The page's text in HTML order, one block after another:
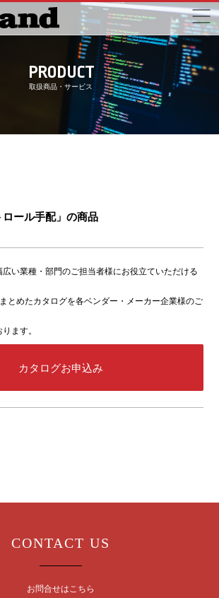
PRODUCT
取扱商品・サービス
ロール手配」の商品
い業種・部門のご担当者様にお役立ていただける
とめたカタログを各ベンダー・メーカー企業様のご
ます。
カタログお申込み
CONTACT US
お問合せはこちら